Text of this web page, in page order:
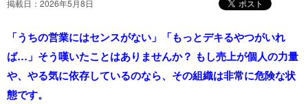
掲載日：2026年5月8日
「うちの営業にはセンスがない」「もっとデキるやつがいれ
ば…」そう嘆いたことはありませんか？ もし売上が個人の力量
や、やる気に依存しているのなら、その組織は非常に危険な状
態です。